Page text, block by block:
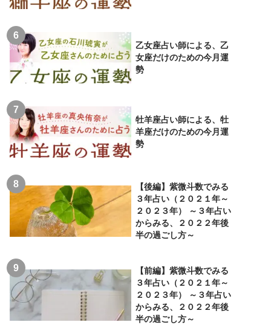
乙女座占い師による、乙
女座だけのための今月運
勢
牡羊座占い師による、牡
羊座だけのための今月運
勢
【後編】紫微斗数でみる
３年占い（２０２１年～
２０２３年） ～３年占い
からみる、２０２２年後
半の過ごし方～
【前編】紫微斗数でみる
３年占い（２０２１年～
２０２３年） ～３年占い
からみる、２０２２年後
半の過ごし方～